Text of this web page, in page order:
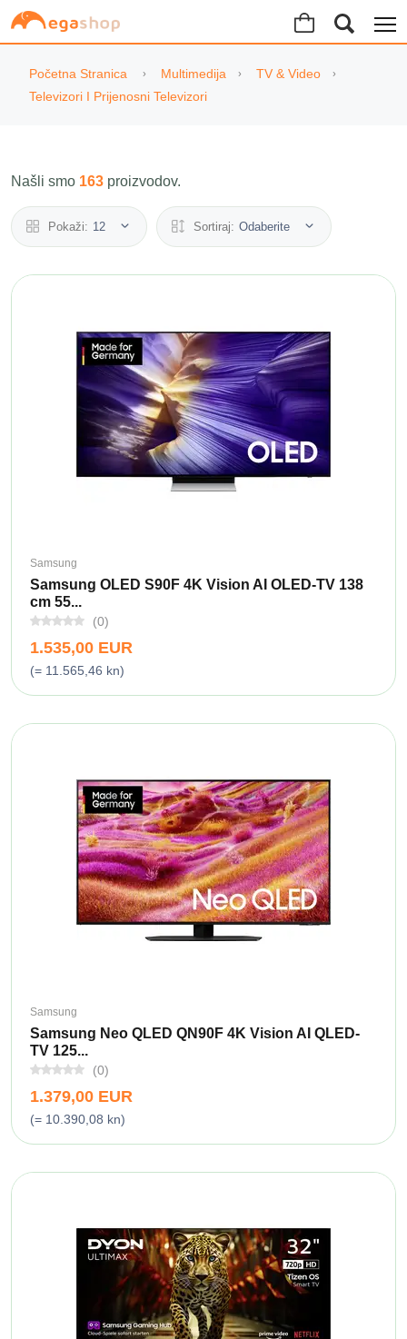
Početna Stranica Multimedija
TV & Video
Televizori I Prijenosni Televizori
Našli smo 163 proizvodov.
Pokaži: 12 Sortiraj: Odaberite
Samsung
Samsung OLED S90F 4K Vision AI OLED-TV 138
cm 55...
(0)
1.535,00 EUR
(= 11.565,46 kn)
Samsung
Samsung Neo QLED QN90F 4K Vision AI QLED-
TV 125...
(0)
1.379,00 EUR
(= 10.390,08 kn)